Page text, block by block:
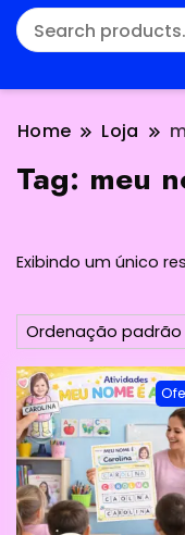
Home Loja
Tag: meu
Exibindo um único